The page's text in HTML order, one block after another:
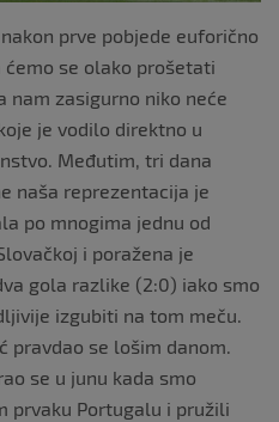
prve pobjede euforično
se olako prošetati
nam zasigurno niko neće
je vodilo direktno u
Međutim, tri dana
naša reprezentacija je
po mnogima jednu od
i poražena je
gola razlike (2:0) iako smo
izgubiti na tom meču.
pravdao se lošim danom.
se u junu kada smo
prvaku Portugalu i pružili